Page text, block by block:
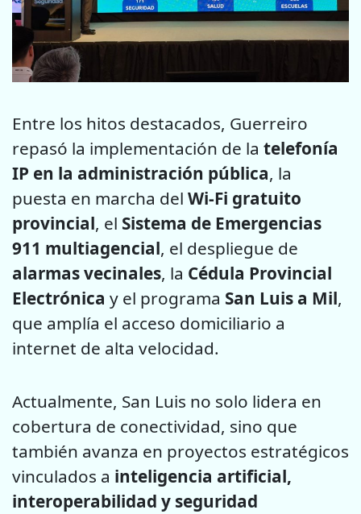
Entre los hitos destacados, Guerreiro
repasó la implementación de la telefonía
IP en la administración pública, la
puesta en marcha del Wi-Fi gratuito
provincial, el Sistema de Emergencias
911 multiagencial, el despliegue de
alarmas vecinales, la Cédula Provincial
Electrónica y el programa San Luis a Mil,
que amplía el acceso domiciliario a
internet de alta velocidad.
Actualmente, San Luis no solo lidera en
cobertura de conectividad, sino que
también avanza en proyectos estratégicos
vinculados a inteligencia artificial,
interoperabilidad y seguridad